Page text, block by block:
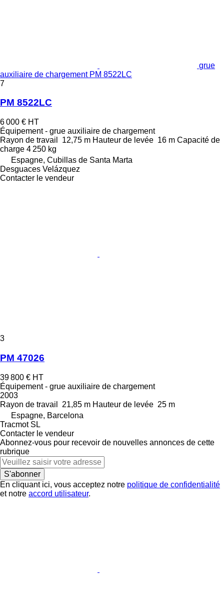
grue
auxiliaire de chargement PM 8522LC
7
PM 8522LC
6 000 € HT
Équipement - grue auxiliaire de chargement
Rayon de travail
12,75 m Hauteur de levée 16 m Capacité de
charge 4 250 kg
Espagne, Cubillas de Santa Marta
Desguaces Velázquez
Contacter le vendeur
3
PM 47026
39 800 € HT
Équipement - grue auxiliaire de chargement
2003
Rayon de travail
21,85 m Hauteur de levée 25 m
Espagne, Barcelona
Tracmot SL
Contacter le vendeur
Abonnez-vous pour recevoir de nouvelles annonces de cette
rubrique
S'abonner
En cliquant ici, vous acceptez notre politique de confidentialité
et notre accord utilisateur.